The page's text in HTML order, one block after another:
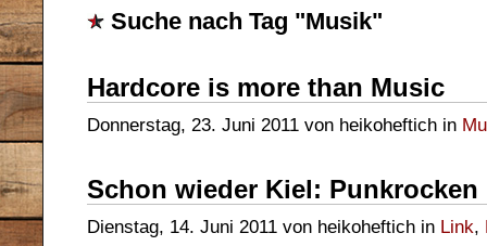
Suche nach Tag "Musik"
Hardcore is more than Music
Donnerstag, 23. Juni 2011 von heikoheftich in
Schon wieder Kiel: Punkrocken
Dienstag, 14. Juni 2011 von heikoheftich in Link,